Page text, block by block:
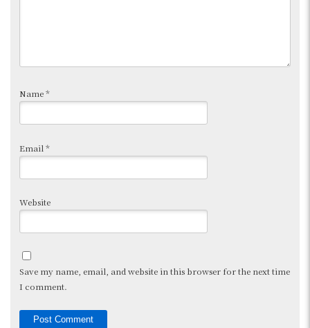
Name*
Email *
Website
Save my name, email, and website in this browser for the next time
I comment.